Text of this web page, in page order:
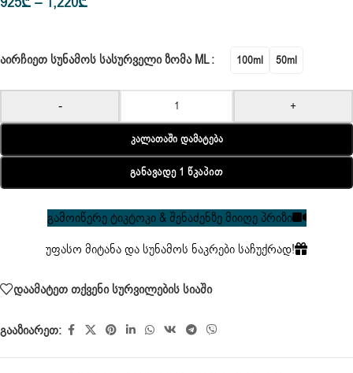
ᲐᲘᲠᲩᲘᲔᲗ ᲡᲣᲜᲐᲛᲝᲡ ᲡᲐᲡᲣᲠᲕᲔᲚᲘ ᲖᲝᲛᲐ ML 100ml 50ml
- +
Კალათაში Დამატება
Განავადე 1 Წკაპით
გამოიწერე ტიკტოკი & შენაძენზე მიიღე პრიზი
უფასო მიტანა და სუნამოს ნაკრები საჩუქრად!
დაამატეთ თქვენი სურვილების სიაში
გააზიარეთ: